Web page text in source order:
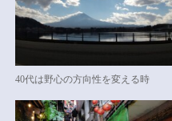
40代は野心の方向性を変える時